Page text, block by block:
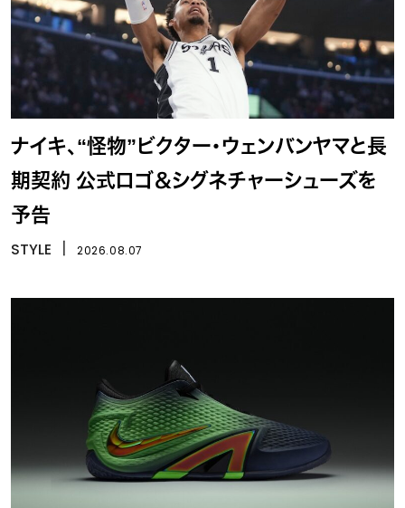
ナイキ、“怪物”ビクター・ウェンバンヤマと長
期契約 公式ロゴ＆シグネチャーシューズを
予告
STYLE 2026.08.07